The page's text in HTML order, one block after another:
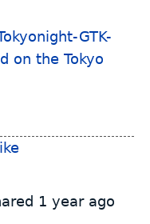
GTK-
on the Tokyo
1 year ago